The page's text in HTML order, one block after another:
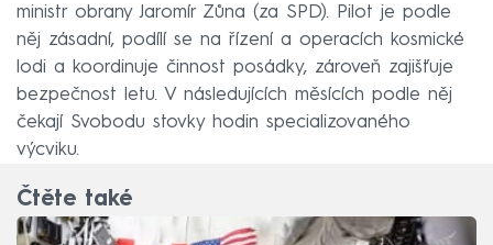
ministr obrany Jaromír Zůna (za SPD). Pilot je podle
něj zásadní, podílí se na řízení a operacích kosmické
lodi a koordinuje činnost posádky, zároveň zajišťuje
bezpečnost letu. V následujících měsících podle něj
čekají Svobodu stovky hodin specializovaného
výcviku.
Čtěte také